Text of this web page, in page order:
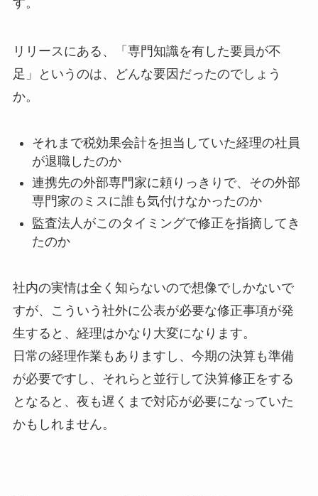
す。
リリースにある、「専門知識を有した要員が不
足」というのは、どんな要因だったのでしょう
か。
それまで税効果会計を担当していた経理の社員
が退職したのか
連携先の外部専門家に頼りっきりで、その外部
専門家のミスに誰も気付けなかったのか
監査法人がこのタイミングで修正を指摘してき
たのか
社内の実情は全く知らないので想像でしかないで
すが、こういう社外に公表が必要な修正事項が発
生すると、経理はかなり大変になります。
日常の経理作業もありますし、今期の決算も準備
が必要ですし、それらと並行して決算修正をする
となると、夜も遅くまで対応が必要になっていた
かもしれません。